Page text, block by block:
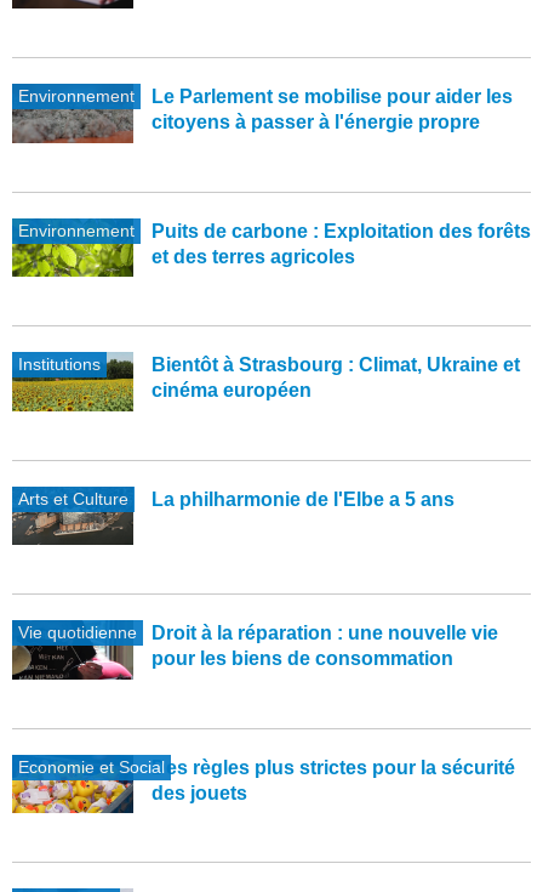
Environnement
Le Parlement se mobilise pour aider les
citoyens à passer à l'énergie propre
Environnement
Puits de carbone : Exploitation des forêts
et des terres agricoles
Institutions
Bientôt à Strasbourg : Climat, Ukraine et
cinéma européen
Arts et Culture La philharmonie de l'Elbe a 5 ans
Vie quotidienne
Droit à la réparation : une nouvelle vie
pour les biens de consommation
Economie et SocialDes règles plus strictes pour la sécurité
des jouets